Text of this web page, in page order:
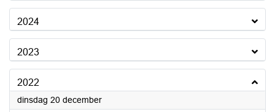
2024
2023
2022
dinsdag 20 december2022